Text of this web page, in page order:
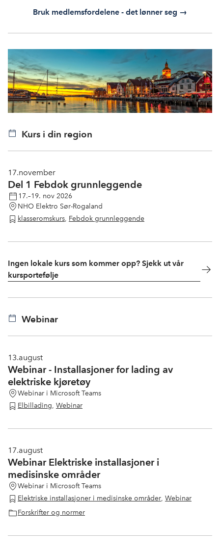
Bruk medlemsfordelene - det lønner seg →
Kurs i din region
17.november
Del 1 Febdok grunnleggende
17.–19. nov 2026
NHO Elektro Sør-Rogaland
klasseromskurs, Febdok grunnleggende
Ingen lokale kurs som kommer opp? Sjekk ut vår
kursportefølje
Webinar
13.august
Webinar - Installasjoner for lading av
elektriske kjøretøy
Webinar i Microsoft Teams
Elbillading, Webinar
17.august
Webinar Elektriske installasjoner i
medisinske områder
Webinar i Microsoft Teams
Elektriske installasjoner i medisinske områder, Webinar
Forskrifter og normer